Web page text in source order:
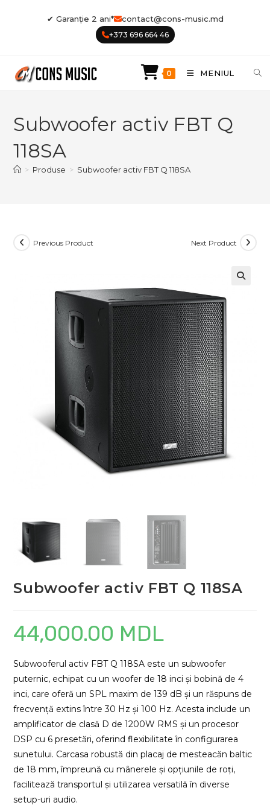
✔ Garanție 2 ani* contact@cons-music.md
+373 696 664 46
0 MENIUL
Subwoofer activ FBT Q
118SA
> Produse > Subwoofer activ FBT Q 118SA
Previous Product Next Product
Subwoofer activ FBT Q 118SA
44,000.00 MDL
Subwooferul activ FBT Q 118SA este un subwoofer
puternic, echipat cu un woofer de 18 inci și bobină de 4
inci, care oferă un SPL maxim de 139 dB și un răspuns de
frecvență extins între 30 Hz și 100 Hz. Acesta include un
amplificator de clasă D de 1200W RMS și un procesor
DSP cu 6 presetări, oferind flexibilitate în configurarea
sunetului. Carcasa robustă din placaj de mesteacăn baltic
de 18 mm, împreună cu mânerele și opțiunile de roți,
facilitează transportul și utilizarea versatilă în diverse
setup-uri audio.